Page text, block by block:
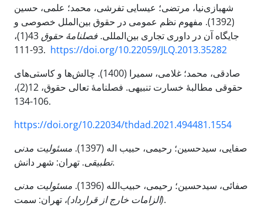
شهبازی‌نیا، مرتضی؛ عیسایی تفرشی، محمد؛ علمی، حسین
(1392). مفهوم نظم عمومی در حقوق بین‌الملل خصوصی و
جایگاه آن در داوری تجاری بین‌المللی. فصلنامۀ حقوق
43(1)،
93-111. https://doi.org/10.22059/JLQ.2013.35282
صادقی، محمد؛ غلامی، سمیرا (1400). چالش‌ها و کاستی‌های
حقوقی مطالبۀ خسارت تنبیهی. فصلنامۀ تعالی حقوق، 12(2)،
106-134.
https://doi.org/10.22034/thdad.2021.494481.1554
صفایی، سیدحسین؛ رحیمی، حبیب اله (1397).
مسئولیت مدنی
تطبیقی. تهران: شهر دانش.
صفائی، سیدحسین؛ رحیمی، حبیب‌الله (1396).
مسئولیت مدنی
(الزامات خارج از قرارداد)، تهران: سمت.